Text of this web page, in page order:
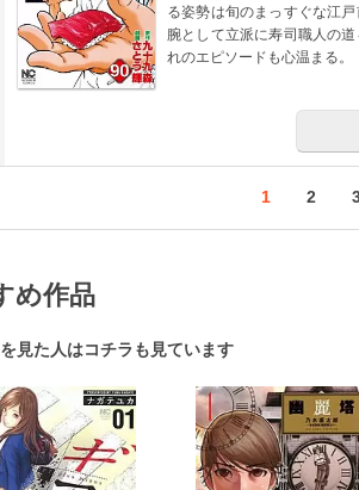
る姿勢は旬のまっすぐな江
腕として立派に寿司職人の
れのエピソードも心温まる。
1 2
め作品
見た人はコチラも見ています